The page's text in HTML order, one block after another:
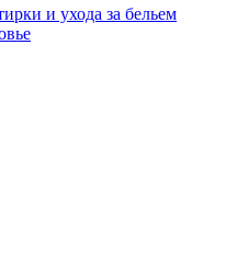
и ухода за бельем